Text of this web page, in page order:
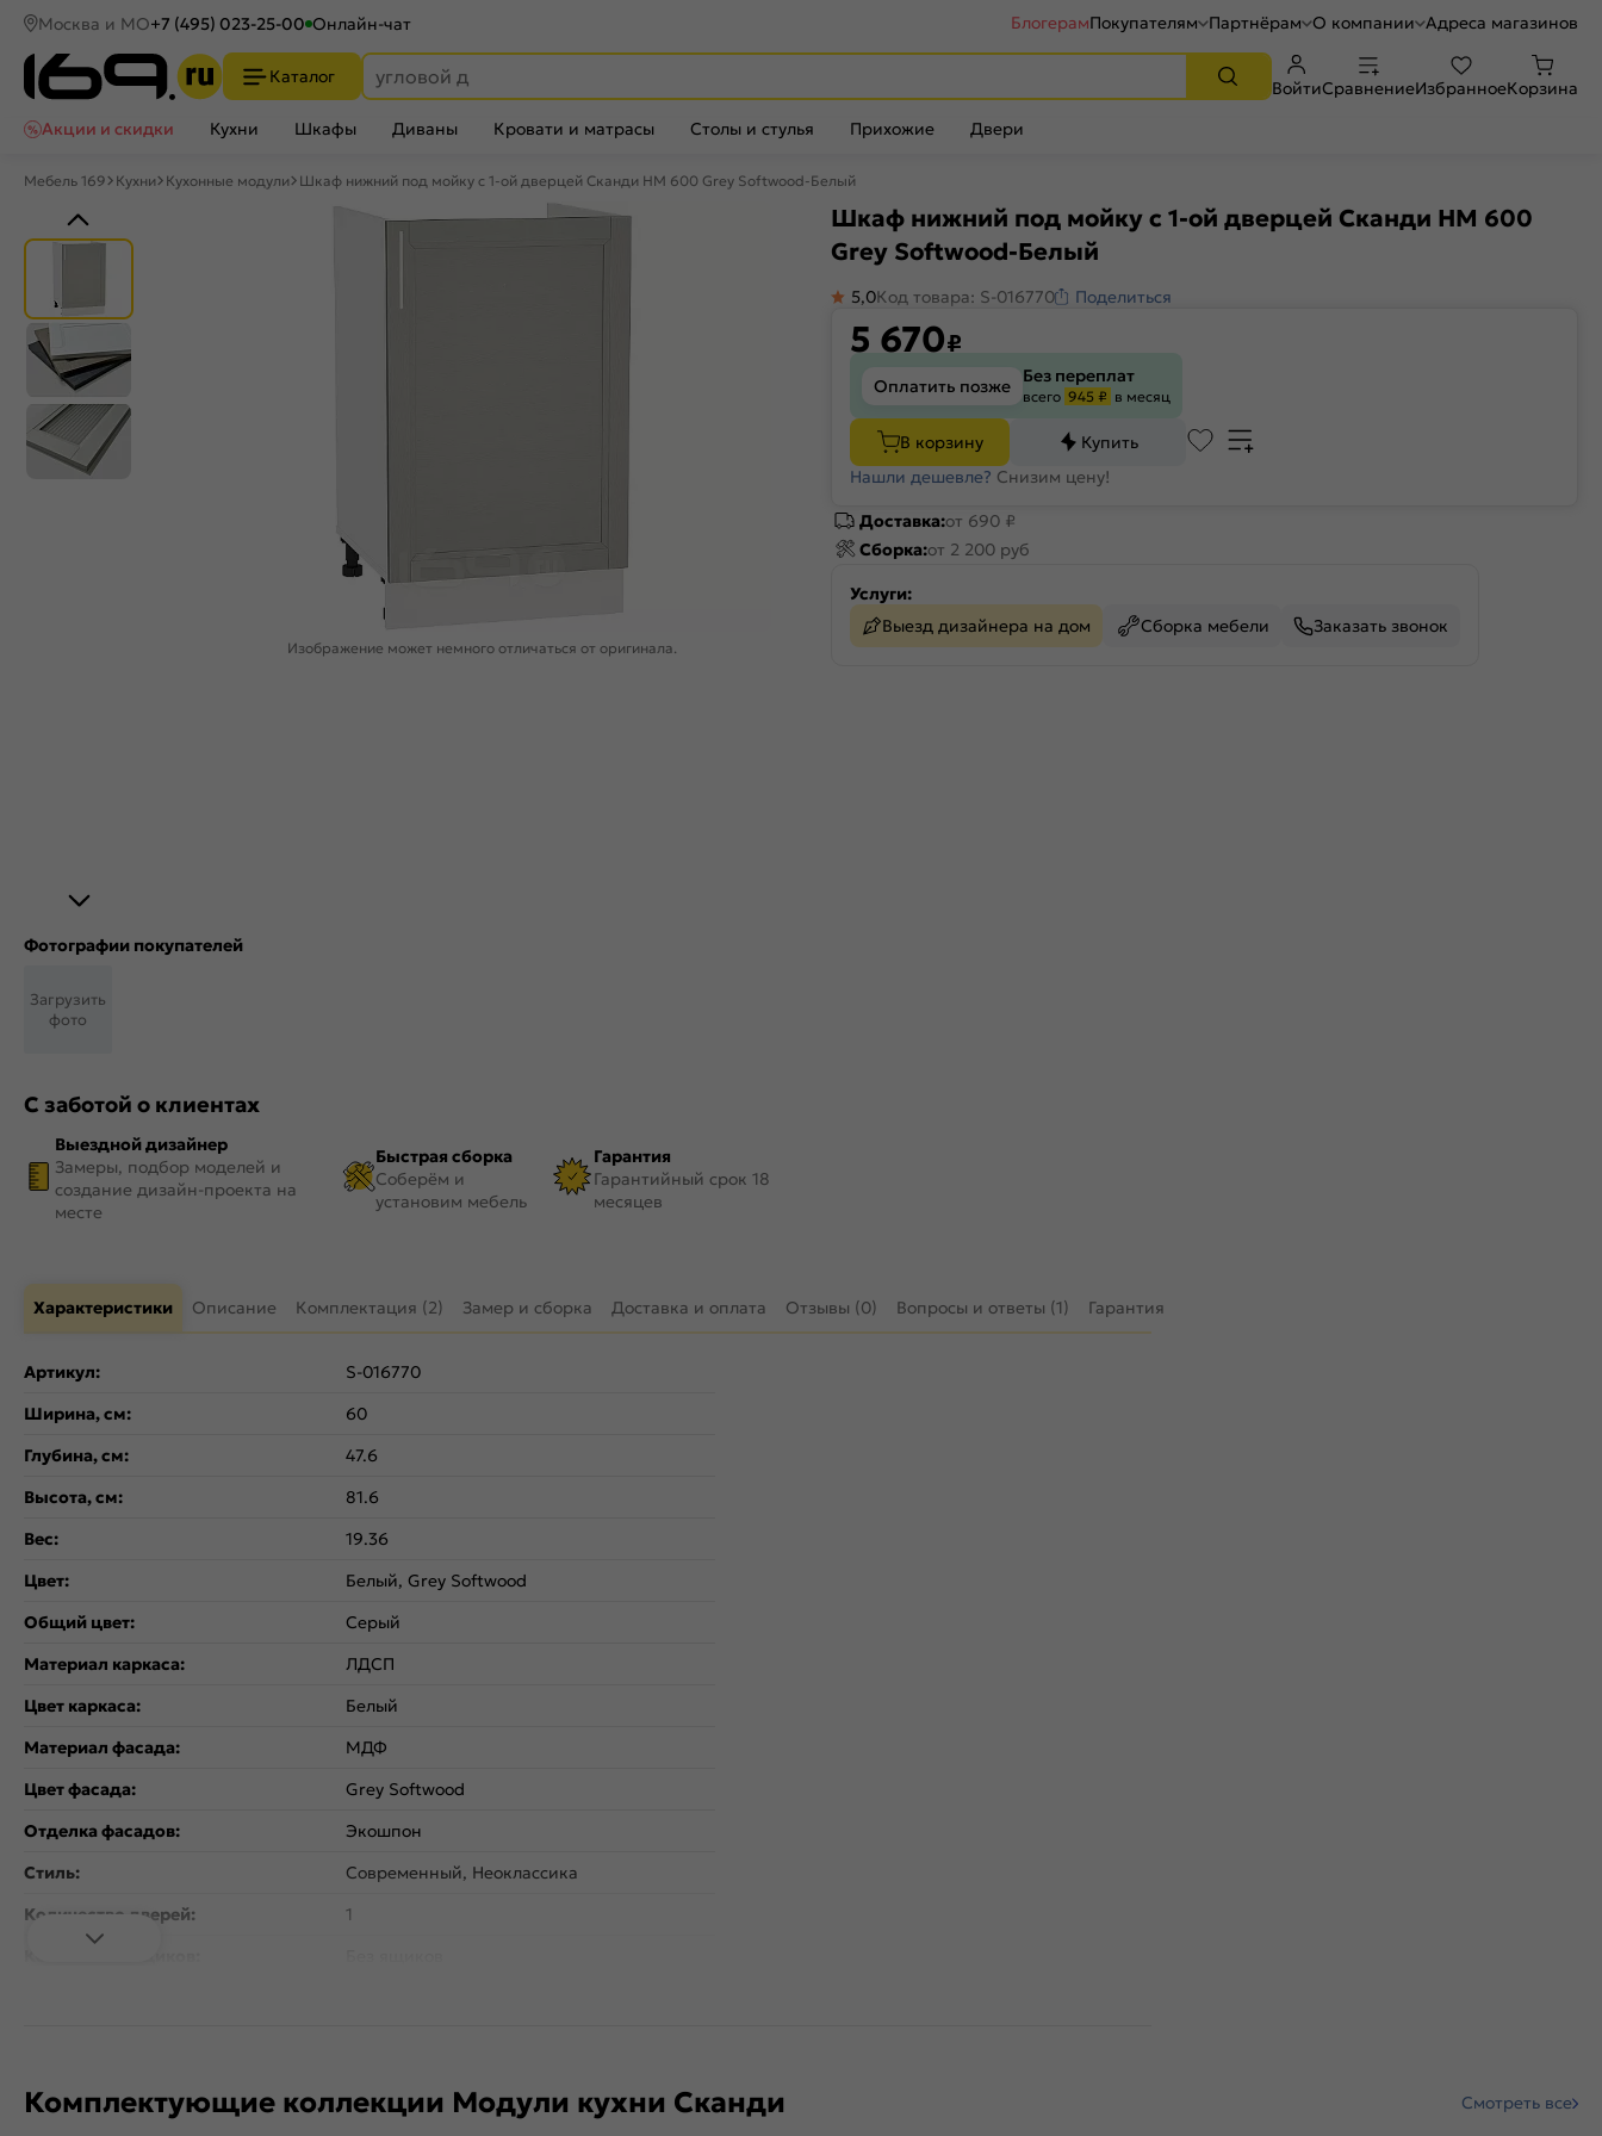
Москва и МО+7 (495) 023-25-00 Онлайн-чат БлогерамПокупателям Партнёрам О компании Адреса магазинов
Каталог
ВойтиСравнениеИзбранноеКорзина
Акции и скидки
Кухни Шкафы Диваны Кровати и матрасы Столы и стулья Прихожие Двери
Мебель 169 Кухни Кухонные модули Шкаф нижний под мойку с 1-ой дверцей Сканди НМ 600 Grey Softwood-Белый
Изображение может немного отличаться от оригинала.
Фотографии покупателей
Загрузить
фото
С заботой о клиентах
Выездной дизайнер
Замеры, подбор моделей и
создание дизайн-проекта на
месте
Быстрая сборка
Соберём и
установим мебель
Гарантия
Гарантийный срок 18
месяцев
Шкаф нижний под мойку с 1-ой дверцей Сканди НМ 600
Grey Softwood-Белый
5,0Код товара: S-016770 Поделиться
5 670₽
Оплатить позже Без переплат
всего 945 ₽ в месяц
В корзину
Купить
Нашли дешевле? Снизим цену!
Доставка:от 690 ₽
Сборка:от 2 200 руб
Услуги:
Выезд дизайнера на дом
Сборка мебели Заказать звонок
Характеристики Описание Комплектация (2) Замер и сборка Доставка и оплата Отзывы (0) Вопросы и ответы (1) Гарантия
Артикул:
S-016770
Ширина, см:
60
Глубина, см:
47.6
Высота, см:
81.6
Вес:
19.36
Цвет:
Белый, Grey Softwood
Общий цвет:
Серый
Материал каркаса:
ЛДСП
Цвет каркаса:
Белый
Материал фасада:
МДФ
Цвет фасада:
Grey Softwood
Отделка фасадов:
Экошпон
Стиль:
Современный, Неоклассика
Количество дверей:
1
Прямые
Комплектующие коллекции Модули кухни Сканди Смотреть все